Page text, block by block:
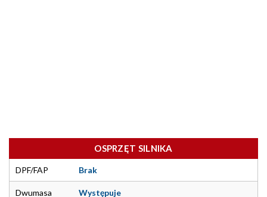
OSPRZĘT SILNIKA
DPF/FAP Brak
Dwumasa Występuje